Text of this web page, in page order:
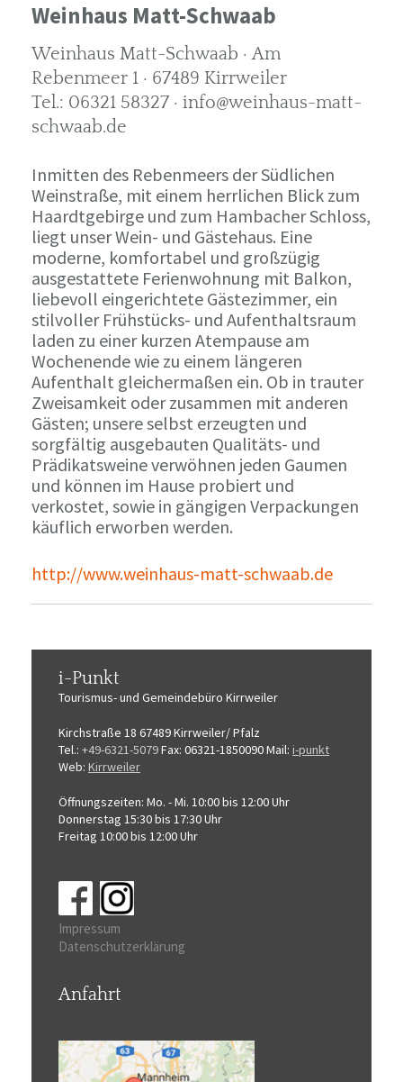
Weinhaus Matt-Schwaab
Weinhaus Matt-Schwaab · Am
Rebenmeer 1 · 67489 Kirrweiler
Tel.: 06321 58327 · info@weinhaus-matt-
schwaab.de
Inmitten des Rebenmeers der Südlichen
Weinstraße, mit einem herrlichen Blick zum
Haardtgebirge und zum Hambacher Schloss,
liegt unser Wein- und Gästehaus. Eine
moderne, komfortabel und großzügig
ausgestattete Ferienwohnung mit Balkon,
liebevoll eingerichtete Gästezimmer, ein
stilvoller Frühstücks- und Aufenthaltsraum
laden zu einer kurzen Atempause am
Wochenende wie zu einem längeren
Aufenthalt gleichermaßen ein. Ob in trauter
Zweisamkeit oder zusammen mit anderen
Gästen; unsere selbst erzeugten und
sorgfältig ausgebauten Qualitäts- und
Prädikatsweine verwöhnen jeden Gaumen
und können im Hause probiert und
verkostet, sowie in gängigen Verpackungen
käuflich erworben werden.
http://www.weinhaus-matt-schwaab.de
i-Punkt
Tourismus-und Gemeindebüro Kirrweiler
Kirchstraße 18 67489 Kirrweiler/ Pfalz
Tel.: +49-6321-5079Fax: 06321-1850090Mail: i-punkt
Web: Kirrweiler
Öffnungszeiten: Mo. - Mi. 10:00 bis 12:00 Uhr
Donnerstag 15:30 bis 17:30 Uhr
Freitag 10:00 bis 12:00 Uhr
Impressum
Datenschutzerklärung
Anfahrt